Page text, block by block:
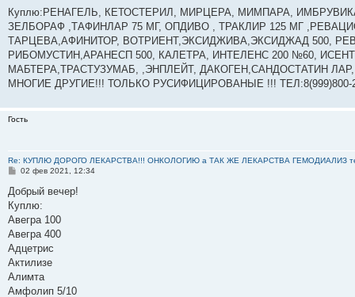
о
б
щ
е
и
е
Куплю:РЕНАГЕЛЬ, КЕТОСТЕРИЛ, МИРЦЕРА, МИМПАРА,
ЗЕЛБОРАФ ,ТАФИНЛАР 75 МГ, ОПДИВО , ТРАКЛИР 125 МГ
ТАРЦЕВА,АФИНИТОР, ВОТРИЕНТ,ЭКСИДЖИВА,ЭКСИДЖАД 500,
РИБОМУСТИН,АРАНЕСП 500, КАЛЕТРА, ИНТЕЛЕНС 200 №60,
МАБТЕРА,ТРАСТУЗУМАБ, ,ЭНПЛЕЙТ, ДАКОГЕН,САНДОСТАТИН
МНОГИЕ ДРУГИЕ!!! ТОЛЬКО РУСИФИЦИРОВАНЫЕ !!! ТЕЛ:8(999)800-
Гость
Re: КУПЛЮ ДОРОГО ЛЕКАРСТВА!!! ОНКОЛОГИЮ а ТАК ЖЕ ЛЕКАРСТВА ГЕМОДИАЛИЗ тел:
С
о
щ
е
и
е
02 фев 2021, 12:34
Добрый вечер!
Куплю:
Авегра 100
Авегра 400
Адцетрис
Актилизе
Алимта
Амфолип 5/10